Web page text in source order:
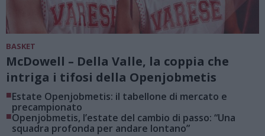
BASKET
McDowell – Della Valle, la coppia che
intriga i tifosi della Openjobmetis
■Estate Openjobmetis: il tabellone di mercato e
precampionato
■Openjobmetis, l’estate del cambio di passo: “Una
squadra profonda per andare lontano”